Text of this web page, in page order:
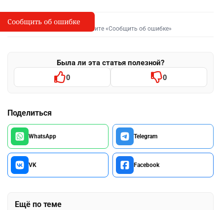
I
Сообщить об опечатке
Выделите фрагмент и нажмите «Сообщить об ошибке»
Была ли эта статья полезной?
0 0
Поделиться
WhatsApp Telegram
VK Facebook
Ещё по теме
Сообщить об ошибке